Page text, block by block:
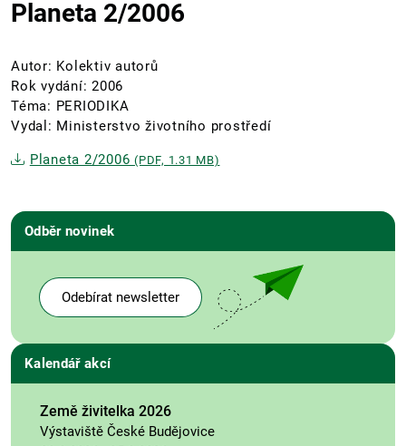
Planeta 2/2006
Autor: Kolektiv autorů
Rok vydání: 2006
Téma: PERIODIKA
Vydal: Ministerstvo životního prostředí
Planeta 2/2006 (PDF, 1.31 MB)
Odběr novinek
Odebírat newsletter
Kalendář akcí
Země živitelka 2026
Výstaviště České Budějovice